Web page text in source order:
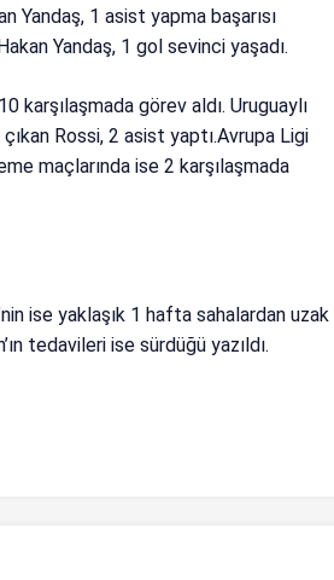
Yandaş, 1 asist yapma başarısı
Yandaş, 1 gol sevinci yaşadı.
karşılaşmada görev aldı. Uruguaylı
Rossi, 2 asist yaptı.Avrupa Ligi
maçlarında ise 2 karşılaşmada
ise yaklaşık 1 hafta sahalardan uzak
tedavileri ise sürdüğü yazıldı.